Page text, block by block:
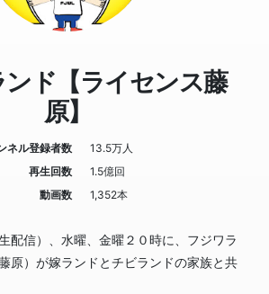
ンド【ライセンス藤
原】
ネル登録者数
13.5万人
再生回数
1.5億回
動画数
1,352本
配信）、水曜、金曜２０時に、フジワラ
原）が嫁ランドとチビランドの家族と共